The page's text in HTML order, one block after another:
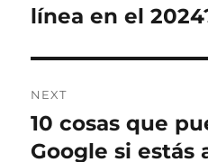
post:
línea en el
NEXT
Next
post:
10 cosas que
Google si estás